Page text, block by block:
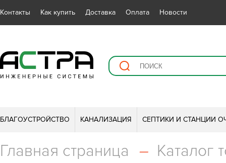
Контакты Как купить Доставка Оплата Новости
БЛАГОУСТРОЙСТВО КАНАЛИЗАЦИЯ СЕПТИКИ И СТАНЦИИ
Главная страница – Каталог